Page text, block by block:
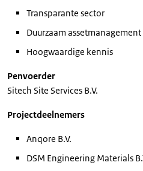
Transparante sector
Duurzaam assetmanagement
Hoogwaardige kennis
Penvoerder
Sitech Site Services B.V.
Projectdeelnemers
Anqore B.V.
DSM Engineering Materials